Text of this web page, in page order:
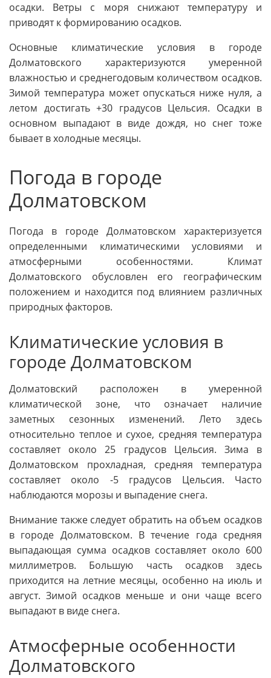
осадки. Ветры с моря снижают температуру и
приводят к формированию осадков.
Основные климатические условия в городе
Долматовского характеризуются умеренной
влажностью и среднегодовым количеством осадков.
Зимой температура может опускаться ниже нуля, а
летом достигать +30 градусов Цельсия. Осадки в
основном выпадают в виде дождя, но снег тоже
бывает в холодные месяцы.
Погода в городе
Долматовском
Погода в городе Долматовском характеризуется
определенными климатическими условиями и
атмосферными особенностями. Климат
Долматовского обусловлен его географическим
положением и находится под влиянием различных
природных факторов.
Климатические условия в
городе Долматовском
Долматовский расположен в умеренной
климатической зоне, что означает наличие
заметных сезонных изменений. Лето здесь
относительно теплое и сухое, средняя температура
составляет около 25 градусов Цельсия. Зима в
Долматовском прохладная, средняя температура
составляет около -5 градусов Цельсия. Часто
наблюдаются морозы и выпадение снега.
Внимание также следует обратить на объем осадков
в городе Долматовском. В течение года средняя
выпадающая сумма осадков составляет около 600
миллиметров. Большую часть осадков здесь
приходится на летние месяцы, особенно на июль и
август. Зимой осадков меньше и они чаще всего
выпадают в виде снега.
Атмосферные особенности
Долматовского